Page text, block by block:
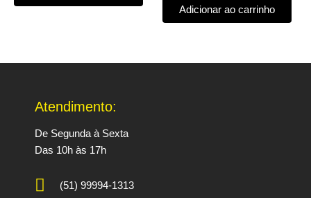
Adicionar ao carrinho
Atendimento:
De Segunda à Sexta
Das 10h às 17h
(51) 99994-1313